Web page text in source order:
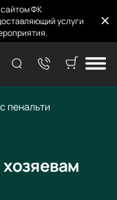
ФК
услуги
пенальти